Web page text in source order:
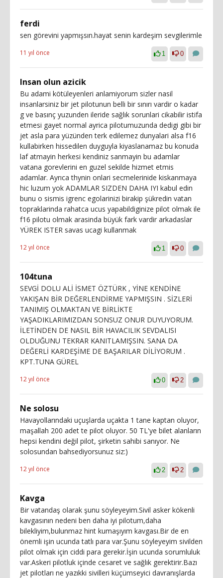
ferdi
sen görevini yapmışsın.hayat senin kardeşim sevgilerimle
11 yıl önce 1 0
Insan olun azicik
Bu adami kötüleyenleri anlamiyorum sizler nasil
insanlarsiniz bir jet pilotunun belli bir sınırı vardir o kadar
g ve basınç yuzunden ileride sağlık sorunlari cikabilir istifa
etmesi gayet normal ayrica pilotumuzunda dedigi gibi bir
jet asla para yüzünden terk edilemez dunyalari alsa f16
kullabirken hissedilen duyguyla kiyaslanamaz bu konuda
laf atmayin herkesi kendiniz sanmayin bu adamlar
vatana gorevlerini en guzel sekilde hizmet etmis
adamlar. Ayrıca thynin onlari secmelerinide kiskanmaya
hic luzum yok ADAMLAR SIZDEN DAHA IYI kabul edin
bunu o sismis igrenc egolarinizi birakip şükredin vatan
topraklarinda rahatca ucus yapabildiginize pilot olmak ile
f16 pilotu olmak arasinda büyük fark vardir arkadaslar
YÜREK ISTER savas ucagi kullanmak
12 yıl önce 1 0
104tuna
SEVGİ DOLU ALİ İSMET ÖZTÜRK , YİNE KENDİNE
YAKIŞAN BİR DEĞERLENDİRME YAPMIŞSIN . SİZLERİ
TANIMIŞ OLMAKTAN VE BİRLİKTE
YAŞADIKLARIMIZDAN SONSUZ ONUR DUYUYORUM.
İLETİNDEN DE NASIL BİR HAVACILIK SEVDALISI
OLDUĞUNU TEKRAR KANITLAMIŞSIN. SANA DA
DEĞERLİ KARDEŞİME DE BAŞARILAR DİLİYORUM .
KPT.TUNA GÜREL
12 yıl önce 0 2
Ne solosu
Havayollarındaki uçuşlarda uçakta 1 tane kaptan oluyor,
maşallah 200 adet te pilot oluyor. 50 TL'ye bilet alanların
hepsi kendini değil pilot, şirketin sahibi sanıyor. Ne
solosundan bahsediyorsunuz siz:)
12 yıl önce 2 2
Kavga
Bir vatandaş olarak şunu söyleyeyim.Sivil asker kökenli
kavgasının nedeni ben daha iyi pilotum,daha
bilekliyim,bulunmaz hint kumaşıyım kavgası.Bir de en
önemli işin ucunda tatlı para var.Şunu söyleyeyim sivilden
pilot olmak için ciddi para gerekir.İşin ucunda sorumluluk
var.Askeri pilotluk içinde cesaret ve sağlık gerektirir.Bazı
jet pilotları ne yazıkki sivilleri küçümseyici davranışlarda